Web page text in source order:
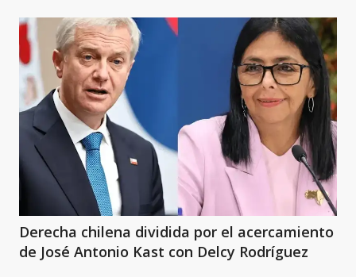
Derecha chilena dividida por el acercamiento
de José Antonio Kast con Delcy Rodríguez